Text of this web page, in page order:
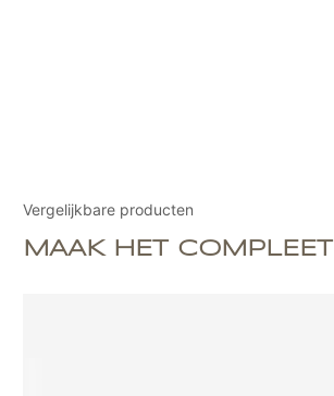
Vergelijkbare producten
MAAK HET COMPLEET